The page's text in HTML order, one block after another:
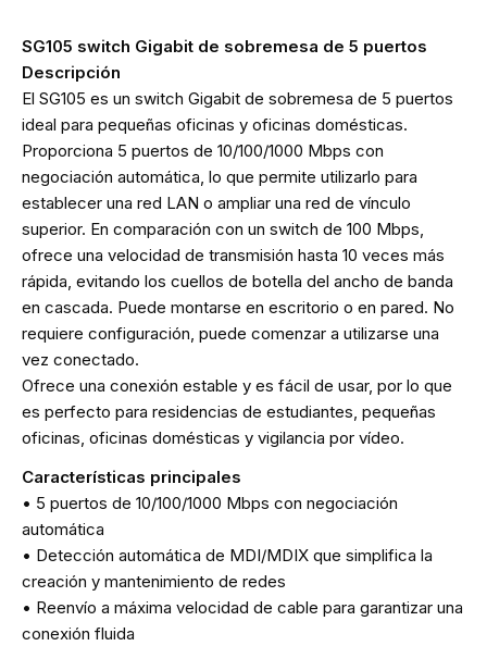
SG105 switch Gigabit de sobremesa de 5 puertos
Descripción
El SG105 es un switch Gigabit de sobremesa de 5 puertos
ideal para pequeñas oficinas y oficinas domésticas.
Proporciona 5 puertos de 10/100/1000 Mbps con
negociación automática, lo que permite utilizarlo para
establecer una red LAN o ampliar una red de vínculo
superior. En comparación con un switch de 100 Mbps,
ofrece una velocidad de transmisión hasta 10 veces más
rápida, evitando los cuellos de botella del ancho de banda
en cascada. Puede montarse en escritorio o en pared. No
requiere configuración, puede comenzar a utilizarse una
vez conectado.
Ofrece una conexión estable y es fácil de usar, por lo que
es perfecto para residencias de estudiantes, pequeñas
oficinas, oficinas domésticas y vigilancia por vídeo.
Características principales
• 5 puertos de 10/100/1000 Mbps con negociación
automática
• Detección automática de MDI/MDIX que simplifica la
creación y mantenimiento de redes
• Reenvío a máxima velocidad de cable para garantizar una
conexión fluida